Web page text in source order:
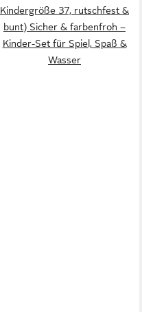
Kindergröße 37, rutschfest &
bunt) Sicher & farbenfroh –
Kinder-Set für Spiel, Spaß &
Wasser